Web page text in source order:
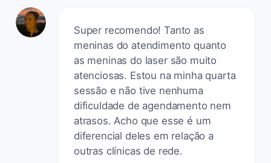
Super recomendo! Tanto as
meninas do atendimento quanto
as meninas do laser são muito
atenciosas. Estou na minha quarta
sessão e não tive nenhuma
dificuldade de agendamento nem
atrasos. Acho que esse é um
diferencial deles em relação a
outras clínicas de rede.